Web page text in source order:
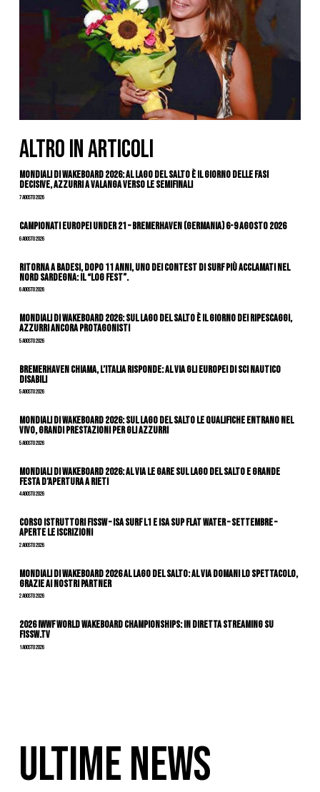
ALTRO IN ARTICOLI
Mondiali di Wakeboard 2026: al Lago del Salto è il giorno delle fasi
decisive, azzurri a valanga verso le semifinali
7 Agosto 2026
Campionati Europei Under 21 – Bremerhaven (Germania) 6-9 agosto 2026
6 Agosto 2026
Ritorna a Badesi, dopo 11 anni, uno dei contest di surf più acclamati nel
nord Sardegna: il “Log Fest”.
6 Agosto 2026
Mondiali di Wakeboard 2026: sul Lago del Salto è il giorno dei ripescaggi,
azzurri ancora protagonisti
5 Agosto 2026
Bremerhaven chiama, l’Italia risponde: al via gli Europei di Sci Nautico
Disabili
5 Agosto 2026
Mondiali di Wakeboard 2026: sul Lago del Salto le qualifiche entrano nel
vivo, grandi prestazioni per gli azzurri
5 Agosto 2026
Mondiali di Wakeboard 2026: al via le gare sul Lago del Salto e grande
festa d’apertura a Rieti
4 Agosto 2026
CORSO ISTRUTTORI FISSW – ISA SURF L1 e ISA SUP Flat Water – SETTEMBRE –
APERTE LE ISCRIZIONI
2 Agosto 2026
Mondiali di Wakeboard 2026 al Lago del Salto: al via domani lo spettacolo,
grazie ai nostri Partner
2 Agosto 2026
2026 IWWF WORLD WAKEBOARD CHAMPIONSHIPS: IN DIRETTA STREAMING SU
FISSW.TV
1 Agosto 2026
ULTIME NEWS